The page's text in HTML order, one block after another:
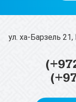
ул. ха-Барзель